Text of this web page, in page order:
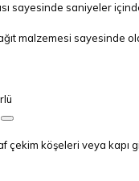
sayesinde saniyeler
malzemesi sayesinde
çekim köşeleri veya